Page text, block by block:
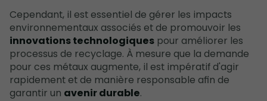
Cependant, il est essentiel de gérer les impacts
environnementaux associés et de promouvoir les
innovations technologiques pour améliorer les
processus de recyclage. À mesure que la demande
pour ces métaux augmente, il est impératif d'agir
rapidement et de manière responsable afin de
garantir un avenir durable.